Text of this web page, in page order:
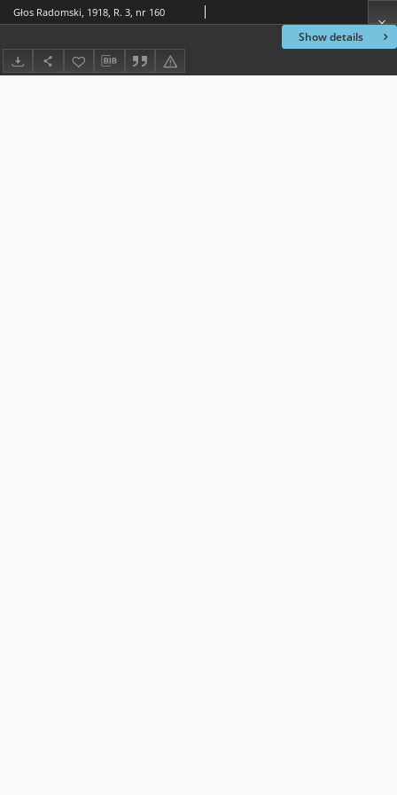
Show details
Głos Radomski, 1918, R. 3, nr 160